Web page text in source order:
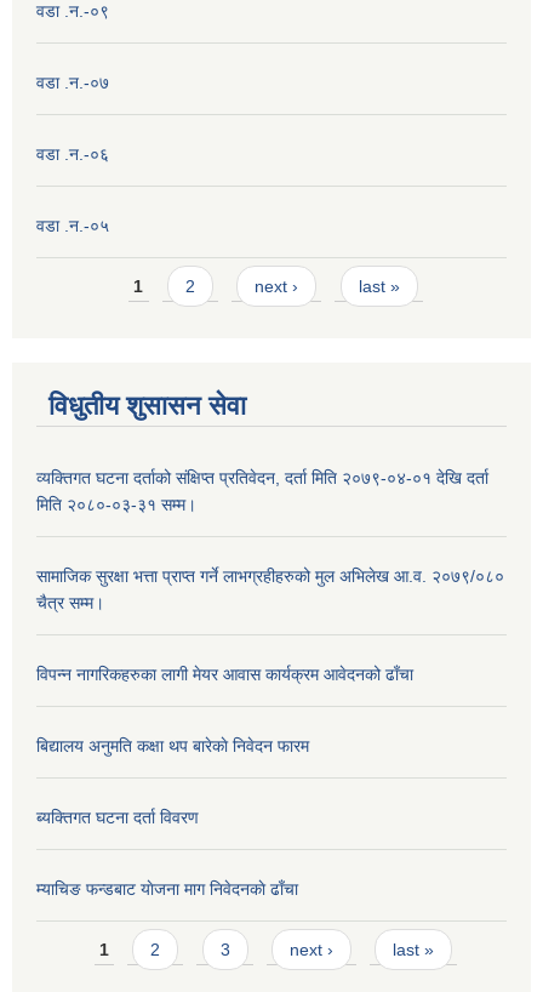
वडा .न.-०९
वडा .न.-०७
वडा .न.-०६
वडा .न.-०५
Pages1 2 next › last »
विधुतीय शुसासन सेवा
व्यक्तिगत घटना दर्ताको संक्षिप्त प्रतिवेदन, दर्ता मिति २०७९-०४-०१ देखि दर्ता
मिति २०८०-०३-३१ सम्म।
सामाजिक सुरक्षा भत्ता प्राप्त गर्ने लाभग्रहीहरुको मुल अभिलेख आ.व. २०७९/०८०
चैत्र सम्म।
विपन्न नागरिकहरुका लागी मेयर आवास कार्यक्रम आवेदनको ढाँचा
बिद्यालय अनुमति कक्षा थप बारेकाे निवेदन फारम
ब्यक्तिगत घटना दर्ता विवरण
म्याचिङ फन्डबाट याेजना माग निवेदनकाे ढाँचा
Pages
1 2 3 next › last »